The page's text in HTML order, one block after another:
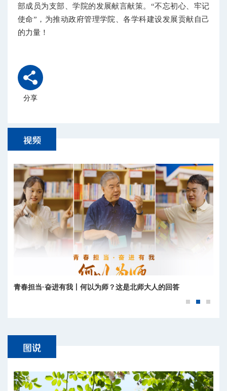
部成员为支部、学院的发展献言献策。“不忘初心、牢记
使命”，为推动政府管理学院、各学科建设发展贡献自己
的力量！
分享
青春担当·奋进有我丨何以为师？这是北师大人的回答
北京师范大学2026年运动会